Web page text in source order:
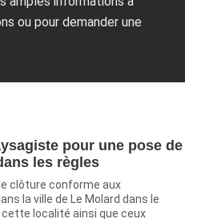
ou pour demander une
pour une pose de
les règles
clôture conforme aux
la ville de Le Molard dans le
localité ainsi que ceux